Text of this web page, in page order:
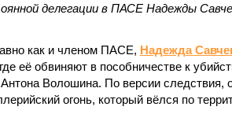
делегации в ПАСЕ Надежды
как и членом ПАСЕ, Надежда
её обвиняют в пособничестве к
Волошина. По версии следствия,
огонь, который вёлся по